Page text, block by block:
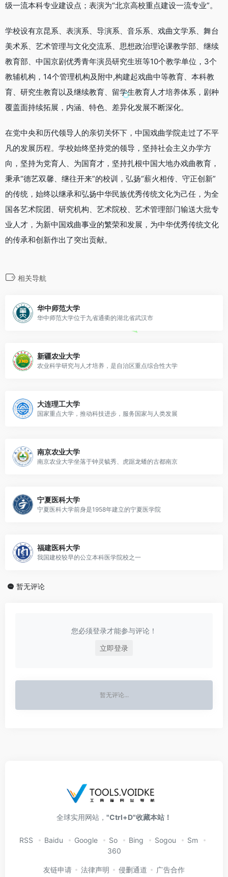
级一流本科专业建设点；表演为“北京高校重点建设一流专业”。
学校设有京昆系、表演系、导演系、音乐系、戏曲文学系、舞台
美术系、艺术管理与文化交流系、思想政治理论课教学部、继续
教育部、中国京剧优秀青年演员研究生班等10个教学单位，3个
教辅机构，14个管理机构及附中,构建起戏曲中等教育、本科教
育、研究生教育以及继续教育、留学生教育人才培养体系，剧种
覆盖面持续拓展，内涵、特色、差异化发展不断深化。
在党中央和历代领导人的亲切关怀下，中国戏曲学院走过了不平
凡的发展历程。学校始终坚持党的领导，坚持社会主义办学方
向，坚持为党育人、为国育才，坚持扎根中国大地办戏曲教育，
秉承“德艺双馨、继往开来”的校训，弘扬“薪火相传、守正创新”
的传统，始终以继承和弘扬中华民族优秀传统文化为己任，为全
国各艺术院团、研究机构、艺术院校、艺术管理部门输送大批专
业人才，为新中国戏曲事业的繁荣和发展，为中华优秀传统文化
的传承和创新作出了突出贡献。
相关导航
华中师范大学
华中师范大学位于九省通衢的湖北省武汉市
新疆农业大学
农业科学研究与人才培养，是自治区重点综合性大学
大连理工大学
国家重点大学，推动科技进步，服务国家与人类发展
南京农业大学
南京农业大学坐落于钟灵毓秀、虎踞龙蟠的古都南京
宁夏医科大学
宁夏医科大学前身是1958年建立的宁夏医学院
福建医科大学
我国建校较早的公立本科医学院校之一
暂无评论
您必须登录才能参与评论！
立即登录
暂无评论...
全球实用网站， "Ctrl+D"收藏本站！
RSS Baidu Google So Bing Sogou
Sm
360
友链申请 法律声明 侵删通道 广告合作